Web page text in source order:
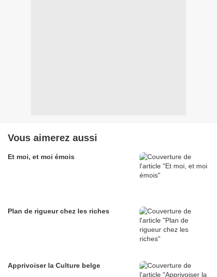
Vous aimerez aussi
Et moi, et moi émois
Plan de rigueur chez les riches
Apprivoiser la Culture belge